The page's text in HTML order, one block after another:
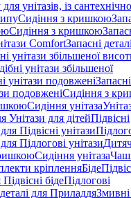
унітазів, із
Сидіння з кришкою
Сидіння з кришкою
ComfortЗапасні
унітази збільшеної
унітази збільшеної
унітази подовжені
подовженіСидіння з
Сидіння унітаза
Унітази для дітейПідвісні
Підвісні унітази
Підлогові унітази
Сидіння унітаза
кріпленняБіде
бідеПідлогові
для ПриладдяЗмивні